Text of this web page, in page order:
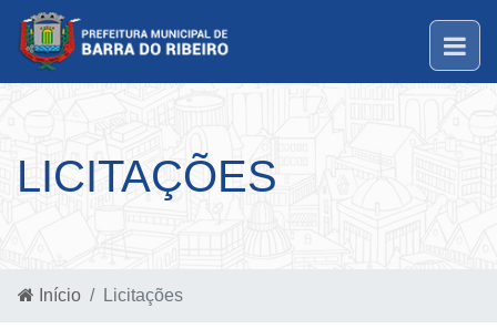
LICITAÇÕES
Início Licitações